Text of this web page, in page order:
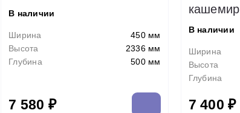
В наличии
Ширина
450 мм
Высота
2336 мм
Глубина
500 мм
7 580 ₽
кашемир
В наличии
Ширина
Высота
Глубина
7 400 ₽